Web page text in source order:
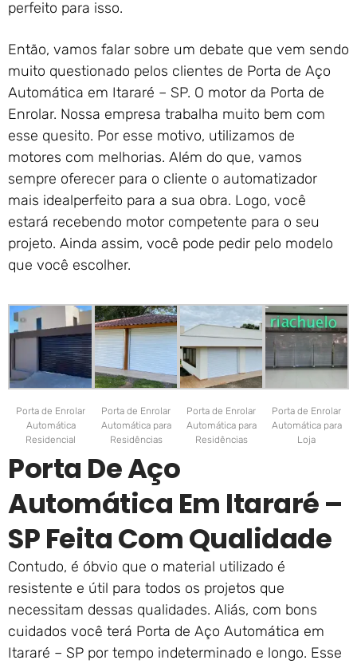
perfeito para isso.
Então, vamos falar sobre um debate que vem sendo
muito questionado pelos clientes de Porta de Aço
Automática em Itararé – SP. O motor da Porta de
Enrolar. Nossa empresa trabalha muito bem com
esse quesito. Por esse motivo, utilizamos de
motores com melhorias. Além do que, vamos
sempre oferecer para o cliente o automatizador
mais idealperfeito para a sua obra. Logo, você
estará recebendo motor competente para o seu
projeto. Ainda assim, você pode pedir pelo modelo
que você escolher.
Porta de Enrolar
Automática
Residencial
Porta de Enrolar
Automática para
Residências
Porta de Enrolar
Automática para
Residências
Porta de Enrolar
Automática para
Loja
Porta De Aço
Automática Em Itararé –
SP Feita Com Qualidade
Contudo, é óbvio que o material utilizado é
resistente e útil para todos os projetos que
necessitam dessas qualidades. Aliás, com bons
cuidados você terá Porta de Aço Automática em
Itararé – SP por tempo indeterminado e longo. Esse